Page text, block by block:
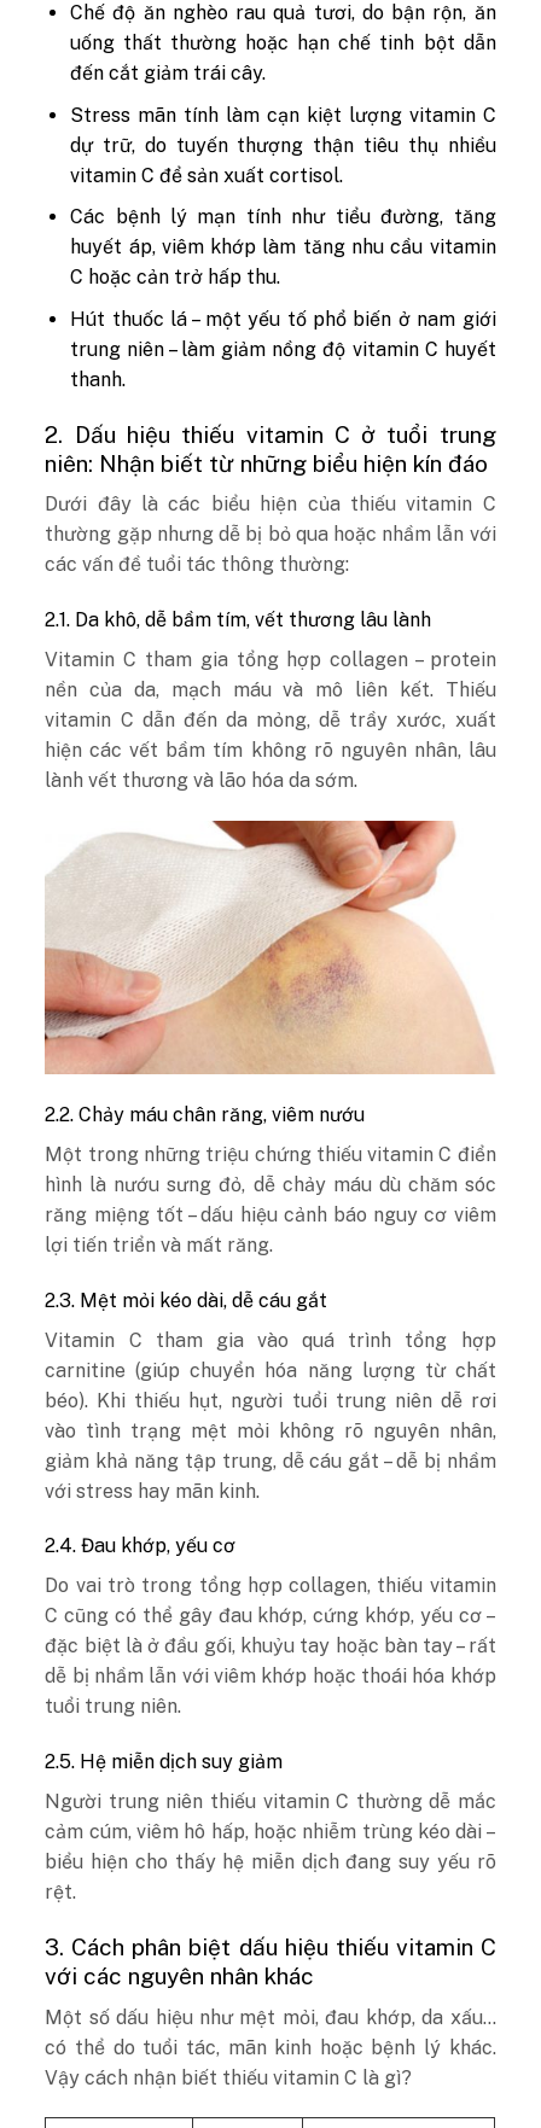
Chế độ ăn nghèo rau quả tươi, do bận rộn, ăn
uống thất thường hoặc hạn chế tinh bột dẫn
đến cắt giảm trái cây.
Stress mãn tính làm cạn kiệt lượng vitamin C
dự trữ, do tuyến thượng thận tiêu thụ nhiều
vitamin C để sản xuất cortisol.
Các bệnh lý mạn tính như tiểu đường, tăng
huyết áp, viêm khớp làm tăng nhu cầu vitamin
C hoặc cản trở hấp thu.
Hút thuốc lá – một yếu tố phổ biến ở nam giới
trung niên – làm giảm nồng độ vitamin C huyết
thanh.
2. Dấu hiệu thiếu vitamin C ở tuổi trung
niên: Nhận biết từ những biểu hiện kín đáo
Dưới đây là các biểu hiện của thiếu vitamin C
thường gặp nhưng dễ bị bỏ qua hoặc nhầm lẫn với
các vấn đề tuổi tác thông thường:
2.1. Da khô, dễ bầm tím, vết thương lâu lành
Vitamin C tham gia tổng hợp collagen – protein
nền của da, mạch máu và mô liên kết. Thiếu
vitamin C dẫn đến da mỏng, dễ trầy xước, xuất
hiện các vết bầm tím không rõ nguyên nhân, lâu
lành vết thương và lão hóa da sớm.
2.2. Chảy máu chân răng, viêm nướu
Một trong những triệu chứng thiếu vitamin C điển
hình là nướu sưng đỏ, dễ chảy máu dù chăm sóc
răng miệng tốt – dấu hiệu cảnh báo nguy cơ viêm
lợi tiến triển và mất răng.
2.3. Mệt mỏi kéo dài, dễ cáu gắt
Vitamin C tham gia vào quá trình tổng hợp
carnitine (giúp chuyển hóa năng lượng từ chất
béo). Khi thiếu hụt, người tuổi trung niên dễ rơi
vào tình trạng mệt mỏi không rõ nguyên nhân,
giảm khả năng tập trung, dễ cáu gắt – dễ bị nhầm
với stress hay mãn kinh.
2.4. Đau khớp, yếu cơ
Do vai trò trong tổng hợp collagen, thiếu vitamin
C cũng có thể gây đau khớp, cứng khớp, yếu cơ –
đặc biệt là ở đầu gối, khuỷu tay hoặc bàn tay – rất
dễ bị nhầm lẫn với viêm khớp hoặc thoái hóa khớp
tuổi trung niên.
2.5. Hệ miễn dịch suy giảm
Người trung niên thiếu vitamin C thường dễ mắc
cảm cúm, viêm hô hấp, hoặc nhiễm trùng kéo dài –
biểu hiện cho thấy hệ miễn dịch đang suy yếu rõ
rệt.
3. Cách phân biệt dấu hiệu thiếu vitamin C
với các nguyên nhân khác
Một số dấu hiệu như mệt mỏi, đau khớp, da xấu…
có thể do tuổi tác, mãn kinh hoặc bệnh lý khác.
Vậy cách nhận biết thiếu vitamin C là gì?